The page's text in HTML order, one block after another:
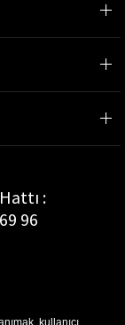
:
96
kullanıcı